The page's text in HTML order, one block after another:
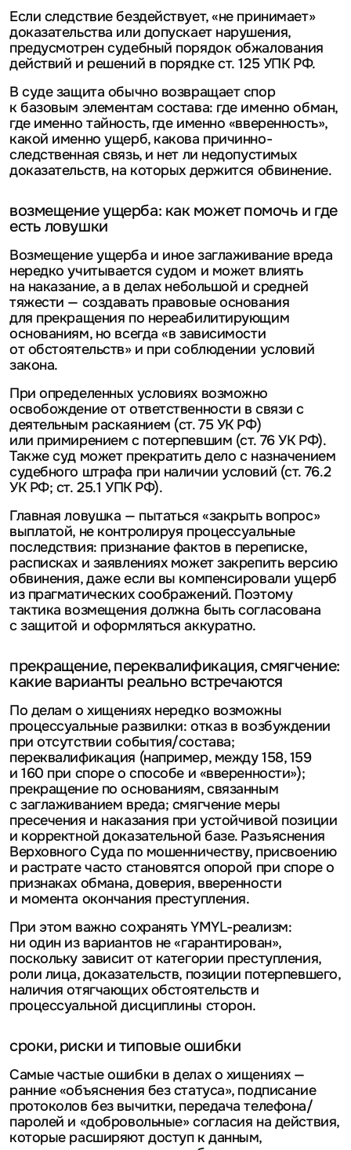
Если следствие бездействует, «не принимает»
доказательства или допускает нарушения,
предусмотрен судебный порядок обжалования
действий и решений в порядке ст. 125 УПК РФ.
В суде защита обычно возвращает спор
к базовым элементам состава: где именно обман,
где именно тайность, где именно «вверенность»,
какой именно ущерб, какова причинно-
следственная связь, и нет ли недопустимых
доказательств, на которых держится обвинение.
возмещение ущерба: как может помочь и где
есть ловушки
Возмещение ущерба и иное заглаживание вреда
нередко учитывается судом и может влиять
на наказание, а в делах небольшой и средней
тяжести — создавать правовые основания
для прекращения по нереабилитирующим
основаниям, но всегда «в зависимости
от обстоятельств» и при соблюдении условий
закона.
При определенных условиях возможно
освобождение от ответственности в связи с
деятельным раскаянием (ст. 75 УК РФ)
или примирением с потерпевшим (ст. 76 УК РФ).
Также суд может прекратить дело с назначением
судебного штрафа при наличии условий (ст. 76.2
УК РФ; ст. 25.1 УПК РФ).
Главная ловушка — пытаться «закрыть вопрос»
выплатой, не контролируя процессуальные
последствия: признание фактов в переписке,
расписках и заявлениях может закрепить версию
обвинения, даже если вы компенсировали ущерб
из прагматических соображений. Поэтому
тактика возмещения должна быть согласована
с защитой и оформляться аккуратно.
прекращение, переквалификация, смягчение:
какие варианты реально встречаются
По делам о хищениях нередко возможны
процессуальные развилки: отказ в возбуждении
при отсутствии события/состава;
переквалификация (например, между 158, 159
и 160 при споре о способе и «вверенности»);
прекращение по основаниям, связанным
с заглаживанием вреда; смягчение меры
пресечения и наказания при устойчивой позиции
и корректной доказательной базе. Разъяснения
Верховного Суда по мошенничеству, присвоению
и растрате часто становятся опорой при споре о
признаках обмана, доверия, вверенности
и момента окончания преступления.
При этом важно сохранять YMYL-реализм:
ни один из вариантов не «гарантирован»,
поскольку зависит от категории преступления,
роли лица, доказательств, позиции потерпевшего,
наличия отягчающих обстоятельств и
процессуальной дисциплины сторон.
сроки, риски и типовые ошибки
Самые частые ошибки в делах о хищениях —
ранние «объяснения без статуса», подписание
протоколов без вычитки, передача телефона/
паролей и «добровольные» согласия на действия,
которые расширяют доступ к данным,